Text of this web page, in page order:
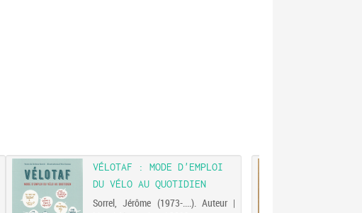
VÉLOTAF : MODE D'EMPLOI
DU VÉLO AU QUOTIDIEN
Sorrel, Jérôme (1973-....). Auteur |